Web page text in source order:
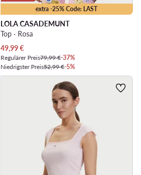
extra -25% Code: LAST
LOLA CASADEMUNT
Top · Rosa
Aktueller Preis
49,99€
Regulärer Preis79,99 €-37%
Niedrigster Preis52,99 €-5%